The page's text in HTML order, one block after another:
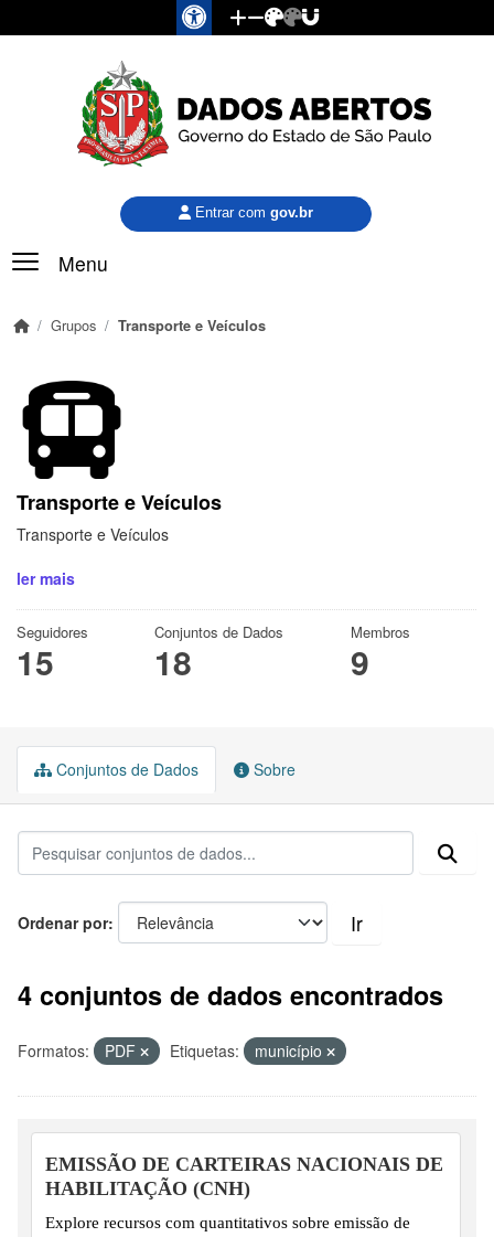
Pular para o conteúdo principal
Menu
Entrar com gov.br
Grupos Transporte e Veículos
Transporte e Veículos
Transporte e Veículos
ler mais
Seguidores
15
Conjuntos de Dados
18
Membros
9
Conjuntos de Dados Sobre
Ordenar por Ir
4 conjuntos de dados encontrados
Formatos: PDF Etiquetas: município
EMISSÃO DE CARTEIRAS NACIONAIS DE
HABILITAÇÃO (CNH)
Explore recursos com quantitativos sobre emissão de